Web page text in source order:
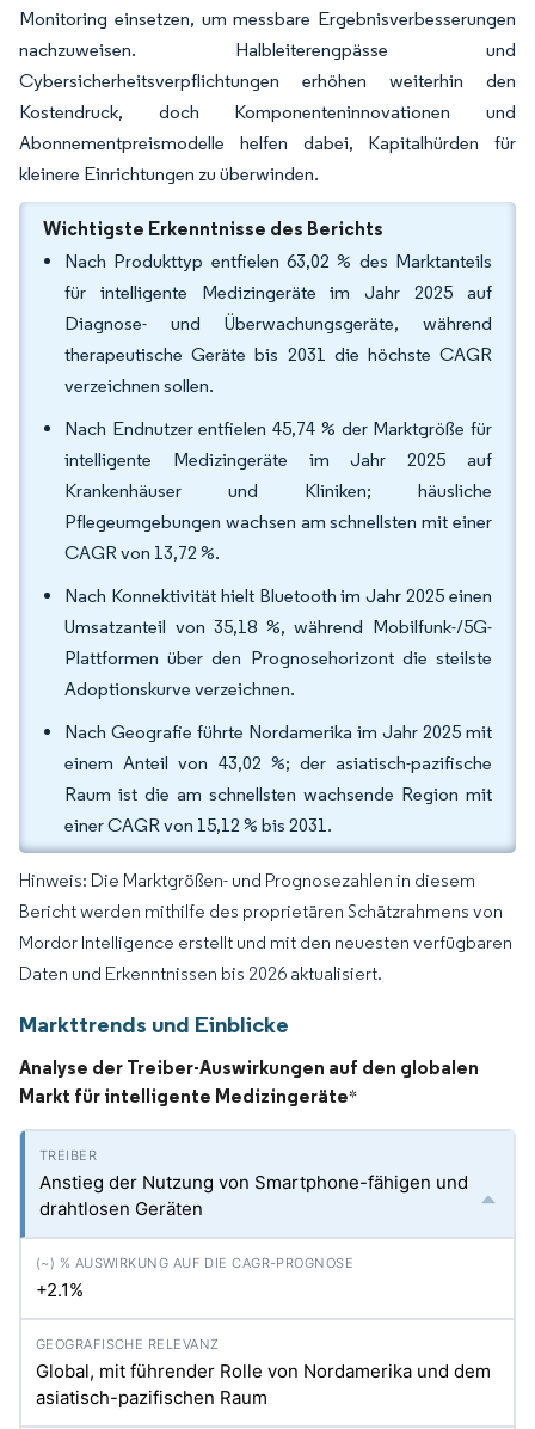
Monitoring einsetzen, um messbare Ergebnisverbesserungen
nachzuweisen. Halbleiterengpässe und
Cybersicherheitsverpflichtungen erhöhen weiterhin den
Kostendruck, doch Komponenteninnovationen und
Abonnementpreismodelle helfen dabei, Kapitalhürden für
kleinere Einrichtungen zu überwinden.
Wichtigste Erkenntnisse des Berichts
Nach Produkttyp entfielen 63,02 % des Marktanteils
für intelligente Medizingeräte im Jahr 2025 auf
Diagnose- und Überwachungsgeräte, während
therapeutische Geräte bis 2031 die höchste CAGR
verzeichnen sollen.
Nach Endnutzer entfielen 45,74 % der Marktgröße für
intelligente Medizingeräte im Jahr 2025 auf
Krankenhäuser und Kliniken; häusliche
Pflegeumgebungen wachsen am schnellsten mit einer
CAGR von 13,72 %.
Nach Konnektivität hielt Bluetooth im Jahr 2025 einen
Umsatzanteil von 35,18 %, während Mobilfunk-/5G-
Plattformen über den Prognosehorizont die steilste
Adoptionskurve verzeichnen.
Nach Geografie führte Nordamerika im Jahr 2025 mit
einem Anteil von 43,02 %; der asiatisch-pazifische
Raum ist die am schnellsten wachsende Region mit
einer CAGR von 15,12 % bis 2031.
Hinweis: Die Marktgrößen- und Prognosezahlen in diesem
Bericht werden mithilfe des proprietären Schätzrahmens von
Mordor Intelligence erstellt und mit den neuesten verfügbaren
Daten und Erkenntnissen bis 2026 aktualisiert.
Markttrends und Einblicke
Analyse der Treiber-Auswirkungen auf den globalen
Markt für intelligente Medizingeräte*
Anstieg der Nutzung von Smartphone-fähigen und
drahtlosen Geräten
+2.1%
Global, mit führender Rolle von Nordamerika und dem
asiatisch-pazifischen Raum